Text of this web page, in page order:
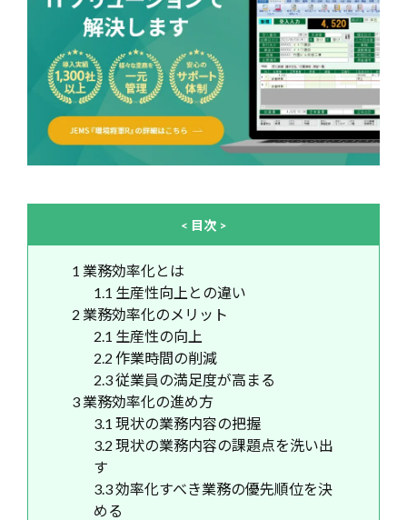
< 目次 >
1 業務効率化とは
1.1 生産性向上との違い
2 業務効率化のメリット
2.1 生産性の向上
2.2 作業時間の削減
2.3従業員の満足度が高まる
3 業務効率化の進め方
3.1 現状の業務内容の把握
3.2 現状の業務内容の課題点を洗い出
す
3.3効率化すべき業務の優先順位を決
める